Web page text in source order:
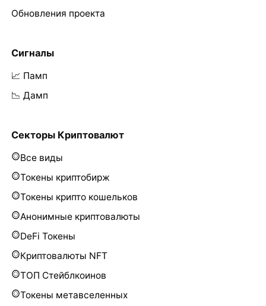
Обновления проекта
Сигналы
📈 Памп
📉 Дамп
Секторы Криптовалют
Все виды
Токены криптобирж
Токены крипто кошельков
Анонимные криптовалюты
DeFi Токены
Криптовалюты NFT
ТОП Стейблкоинов
Токены метавселенных